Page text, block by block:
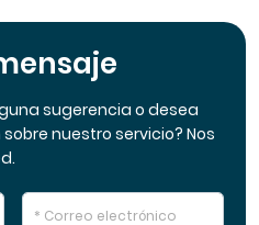
sugerencia o desea
nuestro servicio? Nos